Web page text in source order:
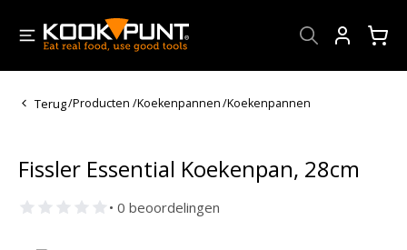
Terug/Producten /Koekenpannen/Koekenpannen
Fissler Essential Koekenpan, 28cm
• 0 beoordelingen